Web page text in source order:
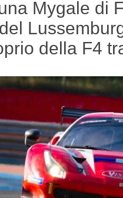
Mygale di
della F4